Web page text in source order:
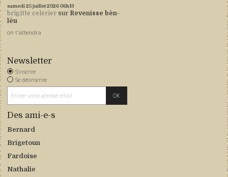
samedi 25juillet 2026 06h13
brigitte celerier sur Revenisse bèn-
lèu
on t'attendra
Newsletter
S'inscrire
Se désinscrire
Des ami-e-s
Bernard
Brigetoun
Fardoise
Nathalie